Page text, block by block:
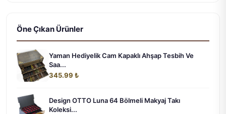
Öne Çıkan Ürünler
Yaman Hediyelik Cam Kapaklı Ahşap Tesbih Ve
Saa...
345.99 ₺
Design OTTO Luna 64 Bölmeli Makyaj Takı
Koleksi...